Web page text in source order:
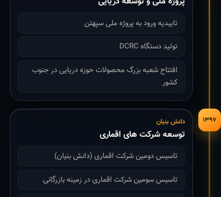
تاییدیه ورود به پروژه ملی سپهتن
تولید دستگاه DCRC
افتتاح شعبه بزرگ محصولات حوزه دریایی در جنوب
کشور
۱۳۹۷ دانش بنیان
توسعه شرکت های اقماری
تاسیس دومین شرکت اقماری (دانش بنیان)
تاسیس سومین شرکت اقماری در زمینه بازرگانی